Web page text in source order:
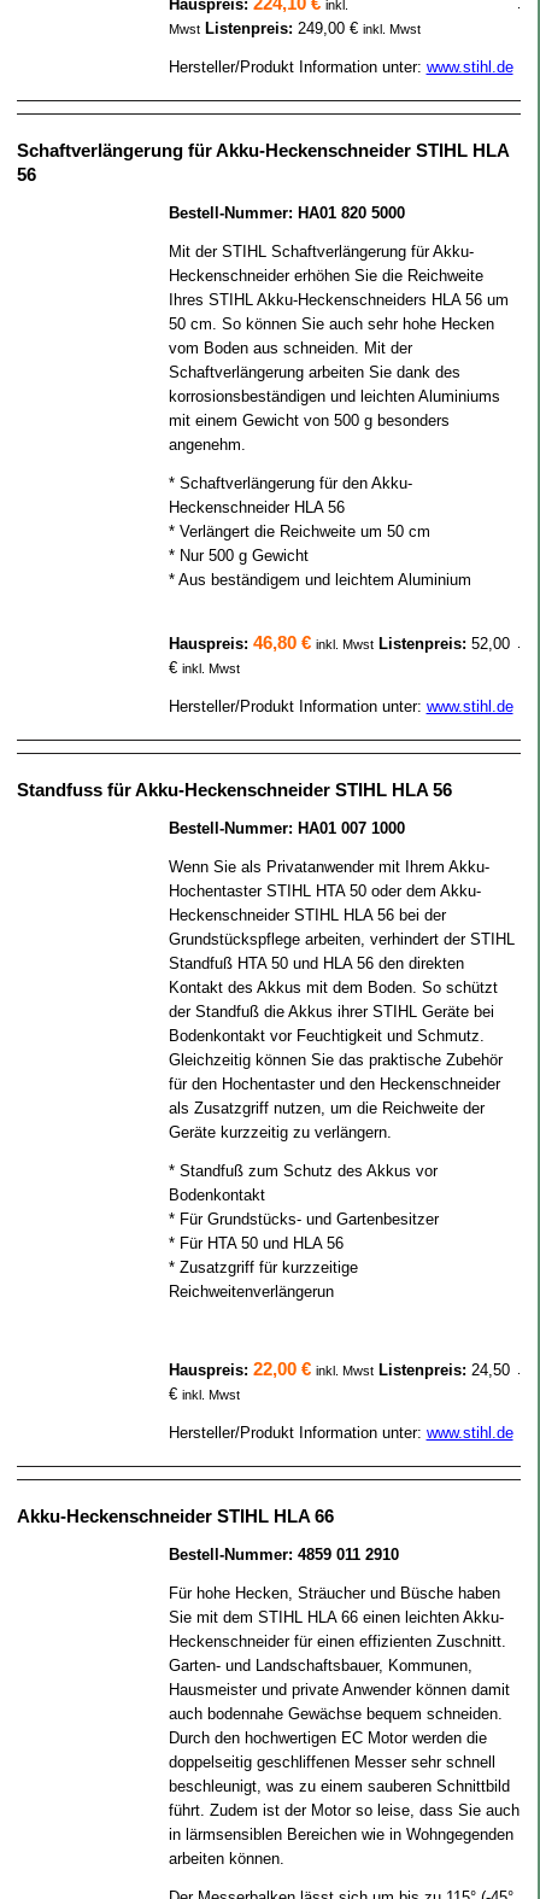
Hauspreis:
inkl.
Mwst Listenpreis: 249,00 € inkl. Mwst
Hersteller/Produkt Information unter: www.stihl.de
Schaftverlängerung für Akku-Heckenschneider STIHL HLA
56
Bestell-Nummer: HA01 820 5000
Mit der STIHL Schaftverlängerung für Akku-
Heckenschneider erhöhen Sie die Reichweite
Ihres STIHL Akku-Heckenschneiders HLA 56 um
50 cm. So können Sie auch sehr hohe Hecken
vom Boden aus schneiden. Mit der
Schaftverlängerung arbeiten Sie dank des
korrosionsbeständigen und leichten Aluminiums
mit einem Gewicht von 500 g besonders
angenehm.
* Schaftverlängerung für den Akku-
Heckenschneider HLA 56
* Verlängert die Reichweite um 50 cm
* Nur 500 g Gewicht
* Aus beständigem und leichtem Aluminium
Hauspreis: 46,80 € inkl. Mwst Listenpreis: 52,00
€ inkl. Mwst
Hersteller/Produkt Information unter: www.stihl.de
Standfuss für Akku-Heckenschneider STIHL HLA 56
Bestell-Nummer: HA01 007 1000
Wenn Sie als Privatanwender mit Ihrem Akku-
Hochentaster STIHL HTA 50 oder dem Akku-
Heckenschneider STIHL HLA 56 bei der
Grundstückspflege arbeiten, verhindert der STIHL
Standfuß HTA 50 und HLA 56 den direkten
Kontakt des Akkus mit dem Boden. So schützt
der Standfuß die Akkus ihrer STIHL Geräte bei
Bodenkontakt vor Feuchtigkeit und Schmutz.
Gleichzeitig können Sie das praktische Zubehör
für den Hochentaster und den Heckenschneider
als Zusatzgriff nutzen, um die Reichweite der
Geräte kurzzeitig zu verlängern.
* Standfuß zum Schutz des Akkus vor
Bodenkontakt
* Für Grundstücks- und Gartenbesitzer
* Für HTA 50 und HLA 56
* Zusatzgriff für kurzzeitige
Reichweitenverlängerun
Hauspreis: 22,00 € inkl. Mwst Listenpreis: 24,50
€ inkl. Mwst
Hersteller/Produkt Information unter: www.stihl.de
Akku-Heckenschneider STIHL HLA 66
Bestell-Nummer: 4859 011 2910
Für hohe Hecken, Sträucher und Büsche haben
Sie mit dem STIHL HLA 66 einen leichten Akku-
Heckenschneider für einen effizienten Zuschnitt.
Garten- und Landschaftsbauer, Kommunen,
Hausmeister und private Anwender können damit
auch bodennahe Gewächse bequem schneiden.
Durch den hochwertigen EC Motor werden die
doppelseitig geschliffenen Messer sehr schnell
beschleunigt, was zu einem sauberen Schnittbild
führt. Zudem ist der Motor so leise, dass Sie auch
in lärmsensiblen Bereichen wie in Wohngegenden
arbeiten können.